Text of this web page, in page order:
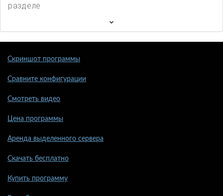
разделе
Скриншот программы
Сравните конфигурации
Смотреть видео
Цена программы
Аренда выделенного сервера
Скачать бесплатно
Купить программу